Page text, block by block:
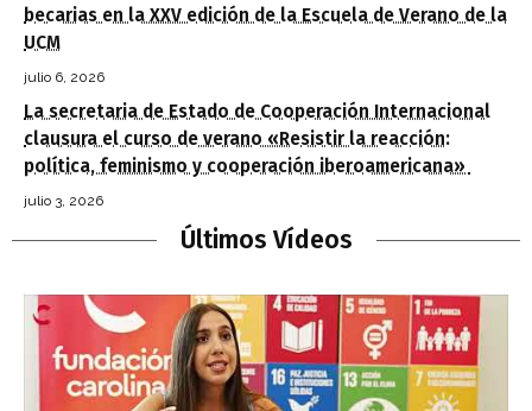
becarias en la XXV edición de la Escuela de Verano de la
UCM
julio 6, 2026
La secretaria de Estado de Cooperación Internacional
clausura el curso de verano «Resistir la reacción:
política, feminismo y cooperación iberoamericana»
julio 3, 2026
Últimos Vídeos